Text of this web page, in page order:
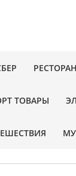
РЕСТОРАН
ТОВАРЫ